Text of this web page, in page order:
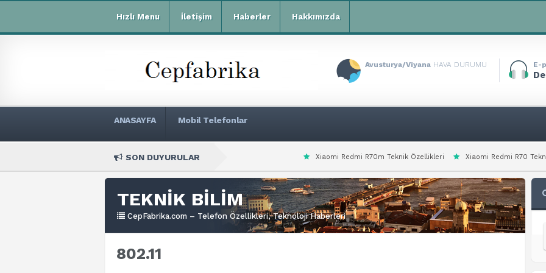
Hızlı Menu İletişim Haberler Hakkımızda
Avusturya/Viyana HAVA DURUMU E-
ANASAYFA Mobil Telefonlar
SON DUYURULAR Xiaomi Redmi R70m Teknik Özellikleri Xiaomi Redmi R70 Teknik Özellikleri
TEKNİK BİLİM
CepFabrika.com – Telefon Özellikleri, Teknoloji Haberleri
802.11